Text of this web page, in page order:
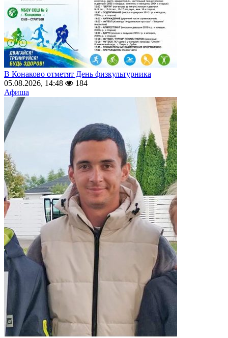
В Конаково отметят День физкультурника
05.08.2026, 14:48
184
Афиша